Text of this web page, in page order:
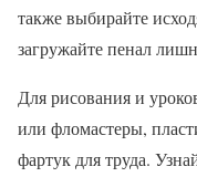
также выбирайте
загружайте пенал
Для рисования и
или фломастеры,
фартук для труда.